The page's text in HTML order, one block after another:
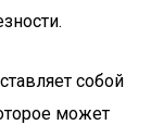
собой
может